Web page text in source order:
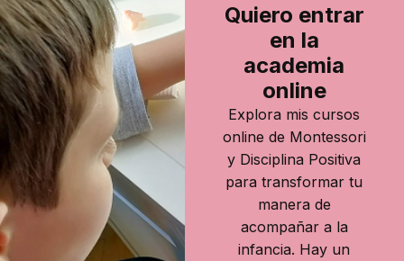
Quiero entrar
en la
academia
online
Explora mis cursos
online de Montessori
y Disciplina Positiva
para transformar tu
manera de
acompañar a la
infancia. Hay un